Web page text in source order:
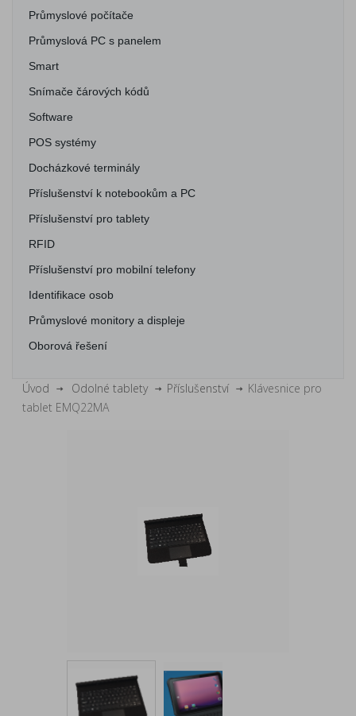
Průmyslové počítače
Průmyslová PC s panelem
Smart
Snímače čárových kódů
Software
POS systémy
Docházkové terminály
Příslušenství k notebookům a PC
Příslušenství pro tablety
RFID
Příslušenství pro mobilní telefony
Identifikace osob
Průmyslové monitory a displeje
Oborová řešení
Úvod Odolné tablety Příslušenství
Klávesnice pro
tablet EMQ22MA